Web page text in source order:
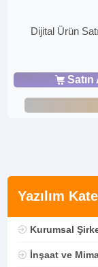
Yazılım
Kurumsal
İnşaat ve
Dijital Ürün
Satın